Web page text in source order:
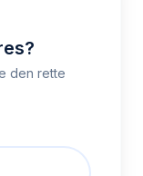
den rette